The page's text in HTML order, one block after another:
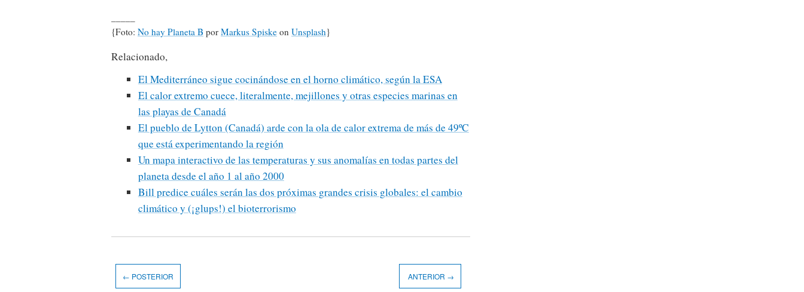
{Foto: No hay Planeta B por Markus Spiske on Unsplash}
Relacionado,
El Mediterráneo sigue cocinándose en el horno climático, según la ESA
El calor extremo cuece, literalmente, mejillones y otras especies marinas en
las playas de Canadá
El pueblo de Lytton (Canadá) arde con la ola de calor extrema de más de 49ºC
que está experimentando la región
Un mapa interactivo de las temperaturas y sus anomalías en todas partes del
planeta desde el año 1 al año 2000
Bill predice cuáles serán las dos próximas grandes crisis globales: el cambio
climático y (¡glups!) el bioterrorismo
← POSTERIOR ANTERIOR →